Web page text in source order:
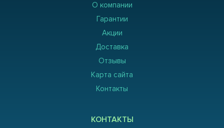
О компании
Гарантии
Акции
Доставка
Отзывы
Карта сайта
Контакты
КОНТАКТЫ